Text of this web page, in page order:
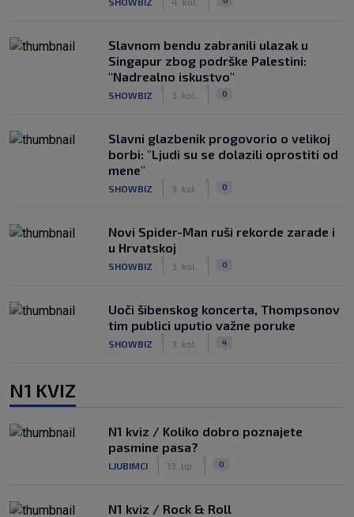
Slavnom bendu zabranili ulazak u
Singapur zbog podrške Palestini:
"Nadrealno iskustvo"
SHOWBIZ 3. kol. 0
Slavni glazbenik progovorio o velikoj
borbi: "Ljudi su se dolazili oprostiti od
mene"
SHOWBIZ 3. kol. 0
Novi Spider-Man ruši rekorde zarade i
u Hrvatskoj
SHOWBIZ 3. kol. 0
Uoči šibenskog koncerta, Thompsonov
tim publici uputio važne poruke
SHOWBIZ 3. kol. 4
N1 KVIZ
N1 kviz / Koliko dobro poznajete
pasmine pasa?
LJUBIMCI 13. lip. 0
N1 kviz / Rock & Roll